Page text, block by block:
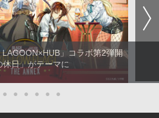
」コラボ第2弾開
日」がテーマに
● ● ● ● ● ●